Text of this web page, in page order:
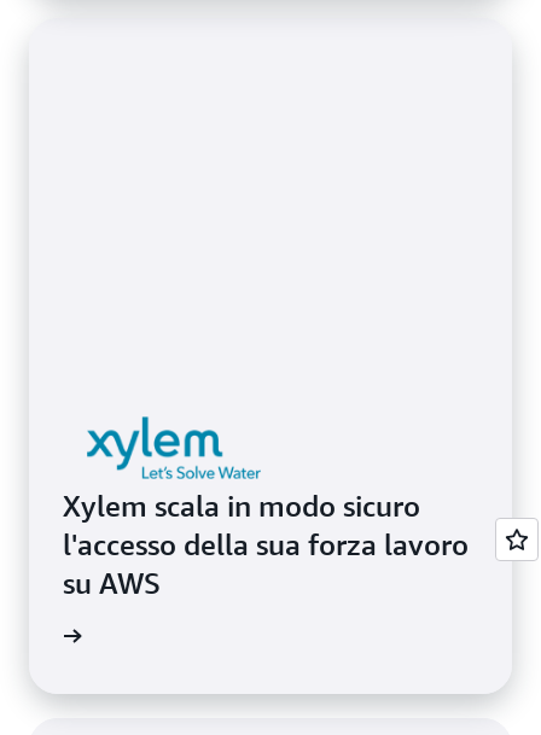
Xylem scala in modo sicuro
l'accesso della sua forza lavoro
su AWS